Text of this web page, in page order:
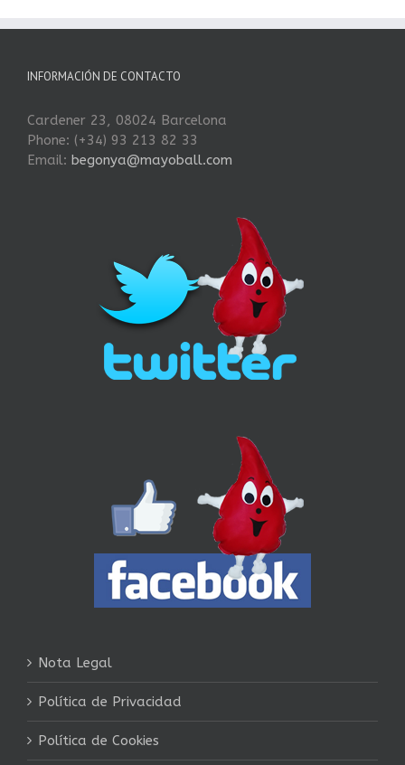
INFORMACIÓN DE CONTACTO
Cardener 23, 08024 Barcelona
Phone: (+34) 93 213 82 33
Email: begonya@mayoball.com
Nota Legal
Política de Privacidad
Política de Cookies